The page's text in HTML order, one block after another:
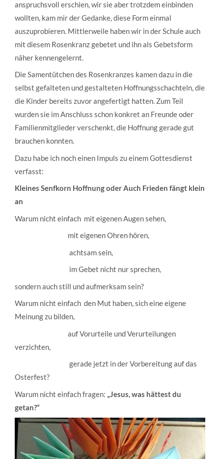
anspruchsvoll erschien, wir sie aber trotzdem einbinden
wollten, kam mir der Gedanke, diese Form einmal
auszuprobieren. Mittlerweile haben wir in der Schule auch
mit diesem Rosenkranz gebetet und ihn als Gebetsform
näher kennengelernt.
Die Samentütchen des Rosenkranzes kamen dazu in die
selbst gefalteten und gestalteten Hoffnungsschachteln, die
die Kinder bereits zuvor angefertigt hatten. Zum Teil
wurden sie im Anschluss schon konkret an Freunde oder
Familienmitglieder verschenkt, die Hoffnung gerade gut
brauchen konnten.
Dazu habe ich noch einen Impuls zu einem Gottesdienst
verfasst:
Kleines Senfkorn Hoffnung oder Auch Frieden fängt klein
an
Warum nicht einfach mit eigenen Augen sehen,
mit eigenen Ohren hören,
achtsam sein,
im Gebet nicht nur sprechen,
sondern auch still und aufmerksam sein?
Warum nicht einfach den Mut haben, sich eine eigene
Meinung zu bilden,
auf Vorurteile und Verurteilungen
verzichten,
gerade jetzt in der Vorbereitung auf das
Osterfest?
Warum nicht einfach fragen: „Jesus, was hättest du
getan?“